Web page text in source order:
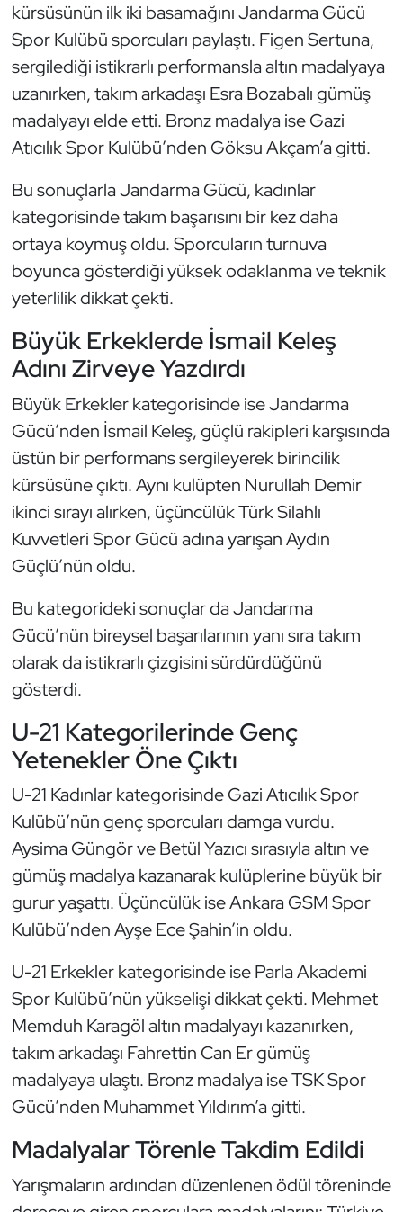
kürsüsünün ilk iki basamağını Jandarma Gücü
Spor Kulübü sporcuları paylaştı. Figen Sertuna,
sergilediği istikrarlı performansla altın madalyaya
uzanırken, takım arkadaşı Esra Bozabalı gümüş
madalyayı elde etti. Bronz madalya ise Gazi
Atıcılık Spor Kulübü’nden Göksu Akçam’a gitti.
Bu sonuçlarla Jandarma Gücü, kadınlar
kategorisinde takım başarısını bir kez daha
ortaya koymuş oldu. Sporcuların turnuva
boyunca gösterdiği yüksek odaklanma ve teknik
yeterlilik dikkat çekti.
Büyük Erkeklerde İsmail Keleş
Adını Zirveye Yazdırdı
Büyük Erkekler kategorisinde ise Jandarma
Gücü’nden İsmail Keleş, güçlü rakipleri karşısında
üstün bir performans sergileyerek birincilik
kürsüsüne çıktı. Aynı kulüpten Nurullah Demir
ikinci sırayı alırken, üçüncülük Türk Silahlı
Kuvvetleri Spor Gücü adına yarışan Aydın
Güçlü’nün oldu.
Bu kategorideki sonuçlar da Jandarma
Gücü’nün bireysel başarılarının yanı sıra takım
olarak da istikrarlı çizgisini sürdürdüğünü
gösterdi.
U-21 Kategorilerinde Genç
Yetenekler Öne Çıktı
U-21 Kadınlar kategorisinde Gazi Atıcılık Spor
Kulübü’nün genç sporcuları damga vurdu.
Aysima Güngör ve Betül Yazıcı sırasıyla altın ve
gümüş madalya kazanarak kulüplerine büyük bir
gurur yaşattı. Üçüncülük ise Ankara GSM Spor
Kulübü’nden Ayşe Ece Şahin’in oldu.
U-21 Erkekler kategorisinde ise Parla Akademi
Spor Kulübü’nün yükselişi dikkat çekti. Mehmet
Memduh Karagöl altın madalyayı kazanırken,
takım arkadaşı Fahrettin Can Er gümüş
madalyaya ulaştı. Bronz madalya ise TSK Spor
Gücü’nden Muhammet Yıldırım’a gitti.
Madalyalar Törenle Takdim Edildi
Yarışmaların ardından düzenlenen ödül töreninde
Kempo
Kick Boks
Kürek
Masa Tenisi
Modern Pentatlon
Motor Sporları
Muay Thai
Okçuluk
Oryantiring
Özel Sporcular
Paralimpik
Ragbi
Satranç
Su Topu
Tekvando
Tenis
Triatlon
Voleybol
Vücut Geliştirme Fitness
Wushu Kungfu
Yelken
Yüzme